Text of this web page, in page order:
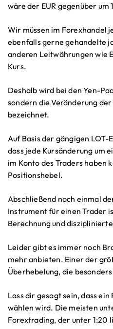
wäre der EUR gegenüber um
Wir müssen im Forexhandel
ebenfalls gerne gehandelte
anderen Leitwährungen wie
Kurs.
Deshalb wird bei den Yen-
sondern die Veränderung
bezeichnet.
Auf Basis der gängigen
dass jede Kursänderung um
im Konto des Traders haben
Positionshebel.
Abschließend noch einmal
Instrument für einen Trader
Berechnung und
Leider gibt es immer noch
mehr anbieten. Einer der
Überhebelung, die
Lass dir gesagt sein, dass
wählen wird. Die meisten
Forextrading, der unter 1:20